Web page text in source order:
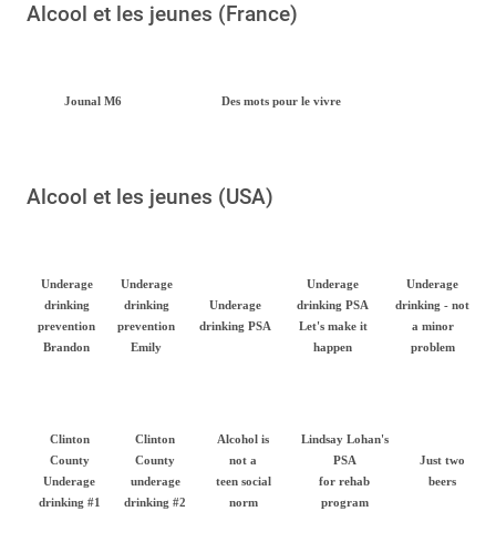
Alcool et les jeunes (France)
Jounal M6 Des mots pour le vivre
Alcool et les jeunes (USA)
Underage
drinking
prevention
Brandon
Underage
drinking
prevention
Emily
Underage
drinking PSA
Underage
drinking PSA
Let's make it
happen
Underage
drinking - not
a minor
problem
Clinton
County
Underage
drinking #1
Clinton
County
underage
drinking #2
Alcohol is
not a
teen social
norm
Lindsay Lohan's
PSA
for rehab
program
Just two
beers